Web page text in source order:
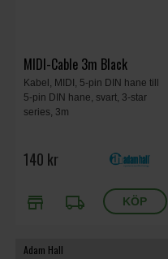
MIDI-Cable 3m Black
Kabel, MIDI, 5-pin DIN hane till
5-pin DIN hane, svart, 3-star
series, 3m
140 kr
store local_shipping
Adam Hall